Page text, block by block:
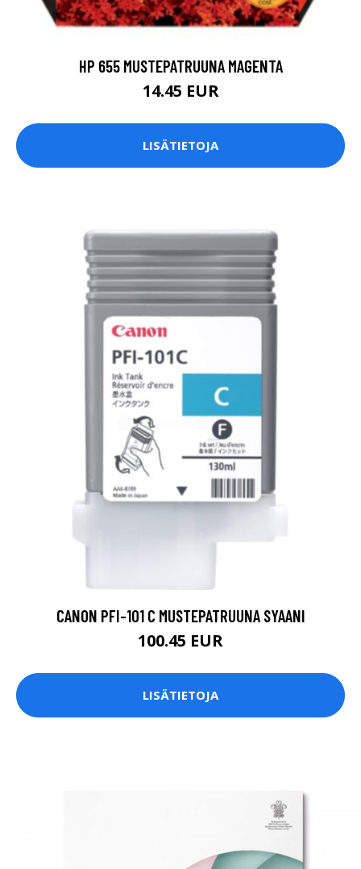
HP 655 MUSTEPATRUUNA MAGENTA
14.45 EUR
LISÄTIETOJA
CANON PFI-101 C MUSTEPATRUUNA SYAANI
100.45 EUR
LISÄTIETOJA